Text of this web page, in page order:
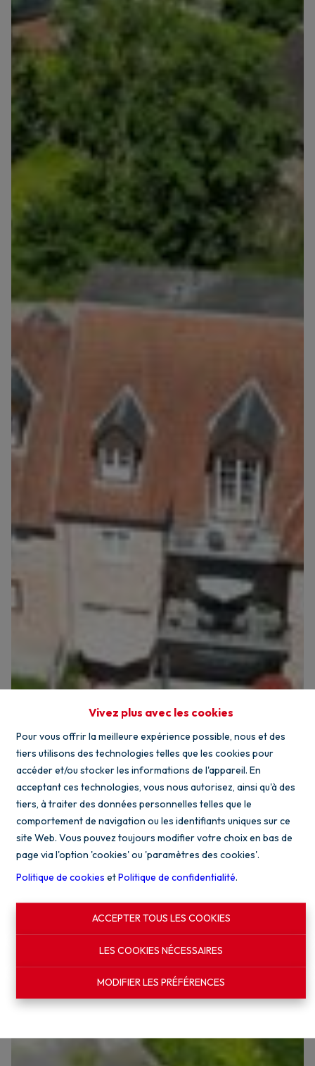
Vivez plus avec les cookies
Pour vous offrir la meilleure expérience possible, nous et des
tiers utilisons des technologies telles que les cookies pour
accéder et/ou stocker les informations de l'appareil. En
acceptant ces technologies, vous nous autorisez, ainsi qu'à des
tiers, à traiter des données personnelles telles que le
comportement de navigation ou les identifiants uniques sur ce
site Web. Vous pouvez toujours modifier votre choix en bas de
page via l'option 'cookies' ou 'paramètres des cookies'.
Politique de cookies etPolitique de confidentialité.
ACCEPTER TOUS LES COOKIES
LES COOKIES NÉCESSAIRES
MODIFIER LES PRÉFÉRENCES